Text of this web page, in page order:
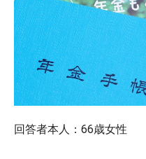
回答者本人：66歳女性